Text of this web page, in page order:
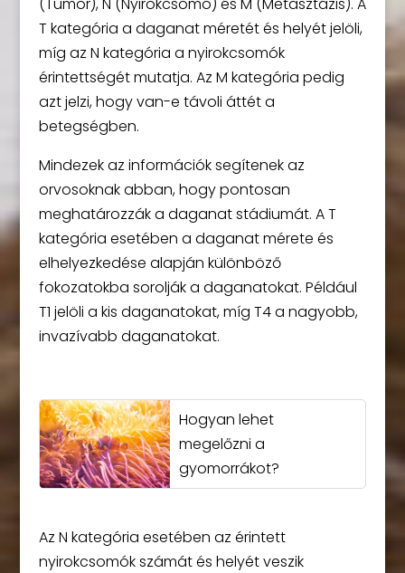
(Tumor), N (Nyirokcsomó) és M (Metasztázis). A
T kategória a daganat méretét és helyét jelöli,
míg az N kategória a nyirokcsomók
érintettségét mutatja. Az M kategória pedig
azt jelzi, hogy van-e távoli áttét a
betegségben.
Mindezek az információk segítenek az
orvosoknak abban, hogy pontosan
meghatározzák a daganat stádiumát. A T
kategória esetében a daganat mérete és
elhelyezkedése alapján különböző
fokozatokba sorolják a daganatokat. Például
T1 jelöli a kis daganatokat, míg T4 a nagyobb,
invazívabb daganatokat.
Hogyan lehet
megelőzni a
gyomorrákot?
Az N kategória esetében az érintett
nyirokcsomók számát és helyét veszik